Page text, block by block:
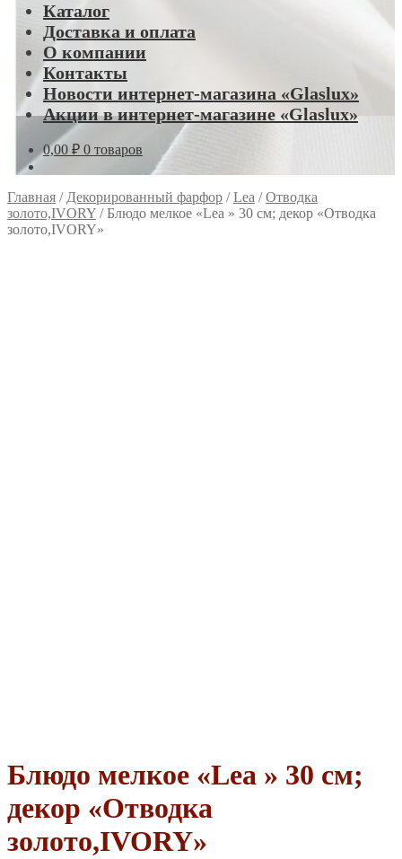
Каталог
Доставка и оплата
О компании
Контакты
Новости интернет-магазина «Glaslux»
Акции в интернет-магазине «Glaslux»
0,00 ₽ 0 товаров
Главная / Декорированный фарфор /Lea /Отводка
золото,IVORY /Блюдо мелкое «Lea » 30 см; декор «Отводка
золото,IVORY»
Блюдо мелкое «Lea » 30 см;
декор «Отводка
золото,IVORY»